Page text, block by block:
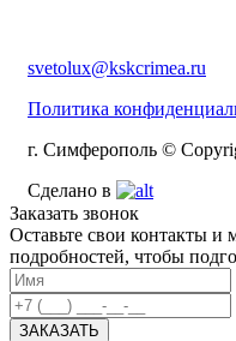
svetolux@kskcrimea.ru
Политика
г. Симферополь ©
Сделано в
Заказать звонок
Оставьте свои контакты и
подробностей, чтобы
ЗАКАЗАТЬ